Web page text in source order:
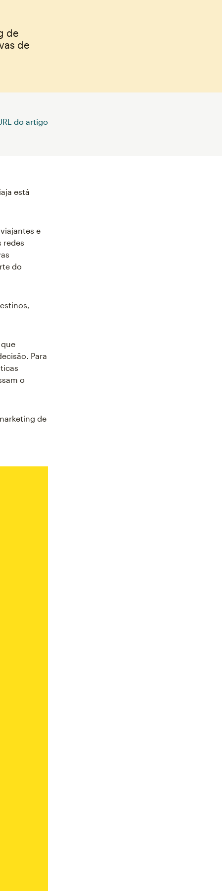
de
de
do artigo
está
e
redes
do
Para
o
de